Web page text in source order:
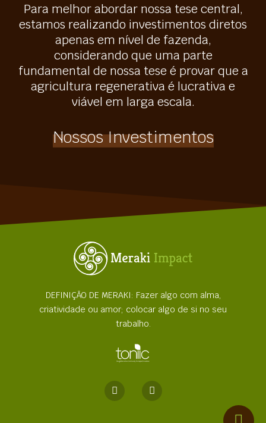
Para melhor abordar nossa tese central,
estamos realizando investimentos diretos
apenas em nível de fazenda,
considerando que uma parte
fundamental de nossa tese é provar que a
agricultura regenerativa é lucrativa e
viável em larga escala.
Nossos Investimentos
DEFINIÇÃO DE MERAKI: Fazer algo com alma,
criatividade ou amor; colocar algo de si no seu
trabalho.